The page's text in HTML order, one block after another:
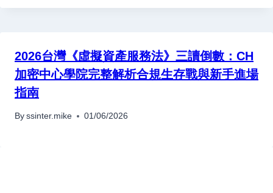
2026台灣《虛擬資產服務法》三讀倒數：CH
加密中心學院完整解析合規生存戰與新手進場
指南
By ssinter.mike 01/06/2026